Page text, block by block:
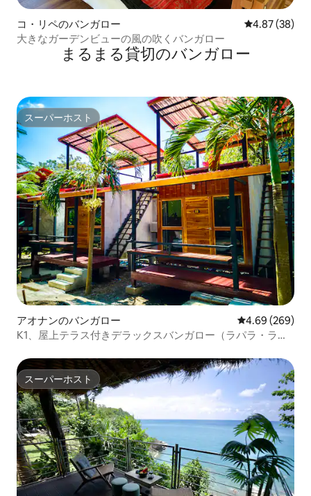
コ・リペのバンガロー レビュー38
4.87 (38)
大きなガーデンビューの風の吹くバンガロー
まるまる貸切のバンガロー
スーパーホスト
スーパーホスト
アオナンのバンガロー レビュー269
4.69 (269)
K1、屋上テラス付きデラックスバンガロー（ラパラ・ライ
スーパーホスト
スーパーホスト